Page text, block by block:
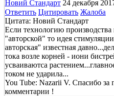
Новий Стандарт 24 декабря
Ответить Цитировать Жалоба
Цитата: Новий Стандарт
Если технологию
"авторской" то идея
авторская" известная
тока возле корней - иони
усваиваютса
током не ударила...
You Tube: Nazarii V. Спасибо за
комментарии !